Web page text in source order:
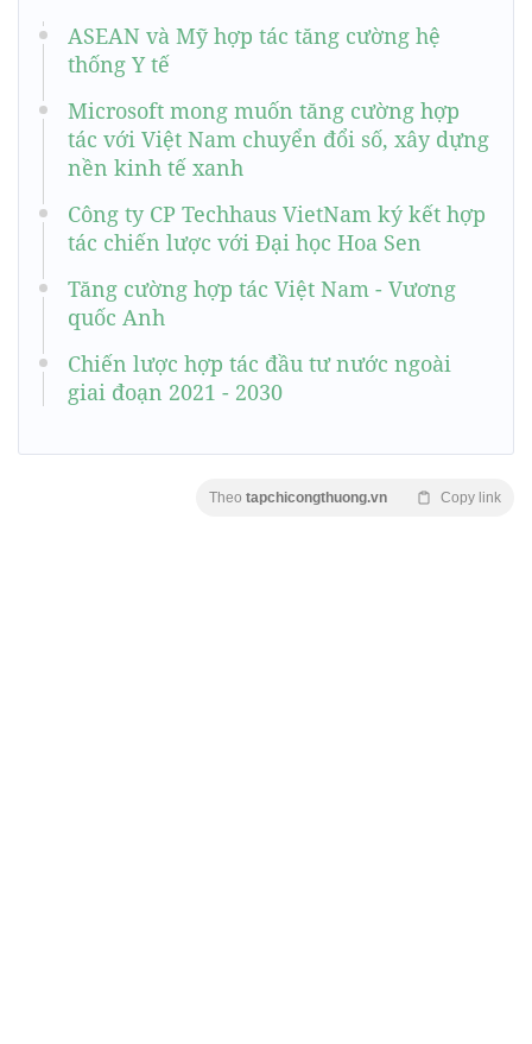
ASEAN và Mỹ hợp tác tăng cường hệ
thống Y tế
Microsoft mong muốn tăng cường hợp
tác với Việt Nam chuyển đổi số, xây dựng
nền kinh tế xanh
Công ty CP Techhaus VietNam ký kết hợp
tác chiến lược với Đại học Hoa Sen
Tăng cường hợp tác Việt Nam - Vương
quốc Anh
Chiến lược hợp tác đầu tư nước ngoài
giai đoạn 2021 - 2030
Theo tapchicongthuong.vn Copy link